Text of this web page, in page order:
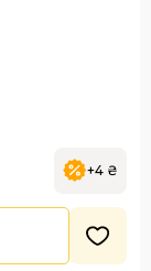
+4 ₴